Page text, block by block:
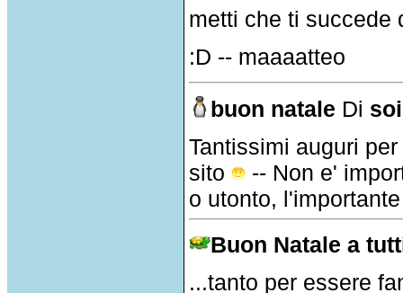
metti che ti succede
:D -- maaaatteo
buon natale Di
Tantissimi auguri
sito
-- Non e'
o utonto,
Buon Natale a
...tanto per essere